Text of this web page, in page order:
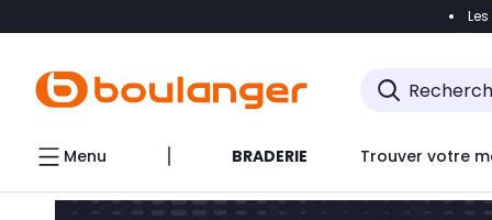
Accéder
Accéder directement au chatbot
Menu BRADERIE Trouver votre